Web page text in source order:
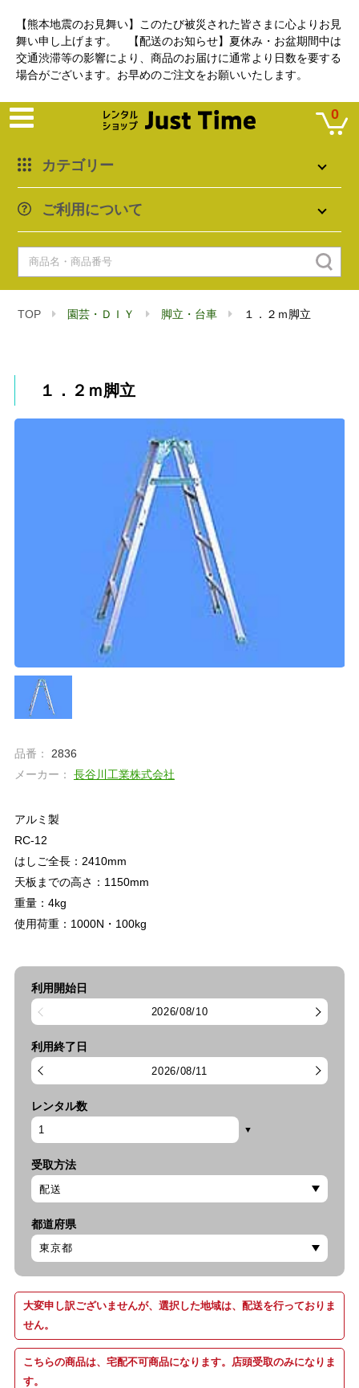
【熊本地震のお見舞い】このたび被災された皆さまに心よりお見
舞い申し上げます。 【配送のお知らせ】夏休み・お盆期間中は
交通渋滞等の影響により、商品のお届けに通常より日数を要する
場合がございます。お早めのご注文をお願いいたします。
カテゴリー
ご利用について
0
TOP 園芸・ＤＩＹ 脚立・台車 １．２ｍ脚立
１．２ｍ脚立
品番：
2836
メーカー：
長谷川工業株式会社
アルミ製
RC-12
はしご全長：2410mm
天板までの高さ：1150mm
重量：4kg
使用荷重：1000N・100kg
利用開始日
2026/08/10
利用終了日
2026/08/11
レンタル数
受取方法
都道府県
大変申し訳ございませんが、選択した地域は、配送を行っておりま
せん。
こちらの商品は、宅配不可商品になります。店頭受取のみになりま
す。